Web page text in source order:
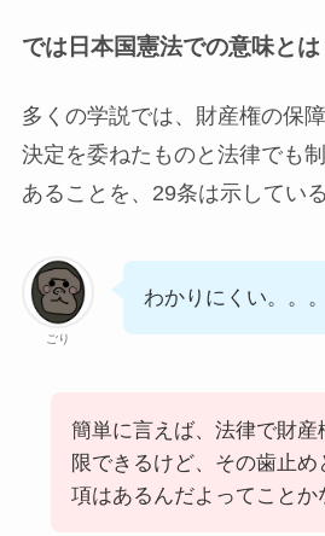
では日本国憲法での意味とは
多くの学説では、財産権の保
決定を委ねたものと法律でも
あることを、29条は示してい
ごり
わかりにくい。。。
簡単に言えば、法律で財産
限できるけど、その歯止め
項はあるんだよってことか